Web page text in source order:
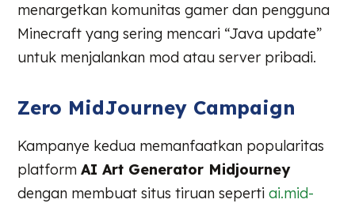
menargetkan komunitas gamer dan pengguna
Minecraft yang sering mencari “Java update”
untuk menjalankan mod atau server pribadi.
Zero MidJourney Campaign
Kampanye kedua memanfaatkan popularitas
platformAI Art Generator Midjourney
dengan membuat situs tiruan sepertiai.mid-